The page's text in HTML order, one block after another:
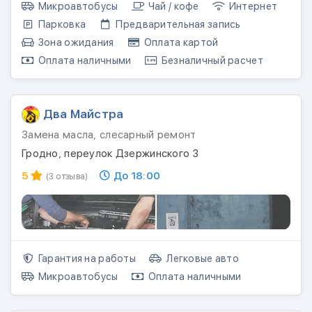
Микроавтобусы
Чай / кофе
Интернет
Парковка
Предварительная запись
Зона ожидания
Оплата картой
Оплата наличными
Безналичный расчет
Два Майстра
Замена масла, слесарный ремонт
Гродно, переулок Дзержинского 3
5
(3 отзыва) До 18:00
Гарантия на работы
Легковые авто
Микроавтобусы
Оплата наличными